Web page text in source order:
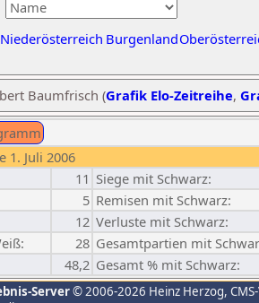
Niederösterreich Burgenland
Baumfrisch (Grafik Elo-Zeitreihe,
1. Juli 2006
11 Siege mit Schwarz:
5 Remisen mit Schwarz:
12 Verluste mit Schwarz:
28 Gesamtpartien mit
48,2 Gesamt % mit Schwarz:
Server© 2006-2026 Heinz Herzog,